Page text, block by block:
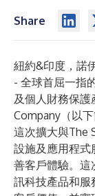
Share
紐約&印度，諾
- 全球首屈一指
及個人財務保
Company （以
這次擴大與The
設施及應用程式
善客戶體驗。這
訊科技產品和服